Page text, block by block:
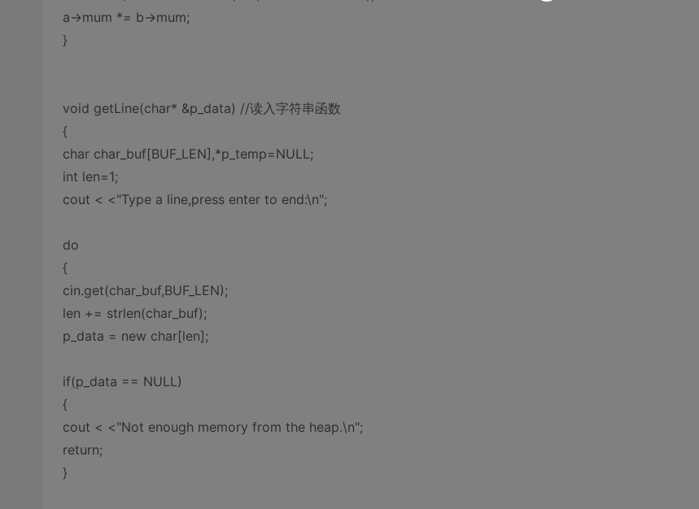
a->mum *= b->mum;
}
void getLine(char* &p_data) //读入字符串函数
{
char char_buf[BUF_LEN],*p_temp=NULL;
int len=1;
cout < <"Type a line,press enter to end:\n";
do
{
cin.get(char_buf,BUF_LEN);
len += strlen(char_buf);
p_data = new char[len];
if(p_data == NULL)
{
cout < <"Not enough memory from the heap.\n";
return;
}